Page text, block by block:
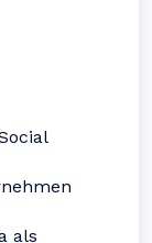
als